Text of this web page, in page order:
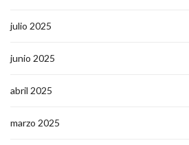
julio 2025
junio 2025
abril 2025
marzo 2025